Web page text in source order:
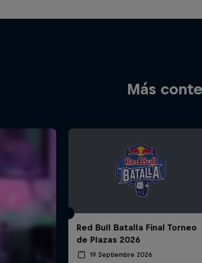
Más
Red Bull Batalla Final Torneo
de Plazas 2026
19 Septiembre 2026